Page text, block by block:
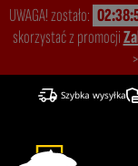
UWAGA! zostało:
skorzystać z promocji
Szybka wysyłka